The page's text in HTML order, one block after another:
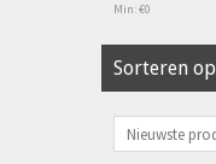
Min: €0
Sorteren op